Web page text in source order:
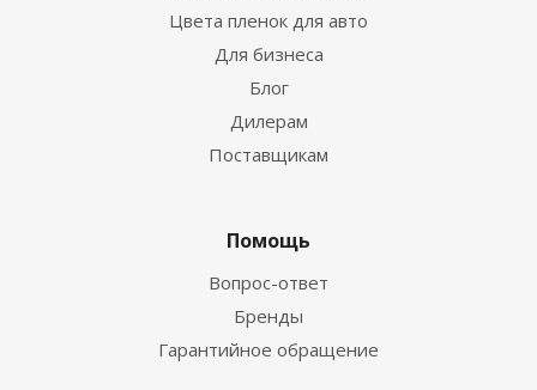
Цвета пленок для авто
Для бизнеса
Блог
Дилерам
Поставщикам
Помощь
Вопрос-ответ
Бренды
Гарантийное обращение